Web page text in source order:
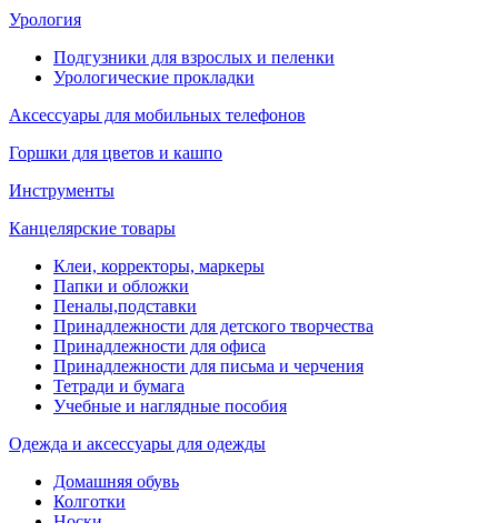
Урология
Подгузники для взрослых и пеленки
Урологические прокладки
Аксессуары для мобильных телефонов
Горшки для цветов и кашпо
Инструменты
Канцелярские товары
Клеи, корректоры, маркеры
Папки и обложки
Пеналы,подставки
Принадлежности для детского творчества
Принадлежности для офиса
Принадлежности для письма и черчения
Тетради и бумага
Учебные и наглядные пособия
Одежда и аксессуары для одежды
Домашняя обувь
Колготки